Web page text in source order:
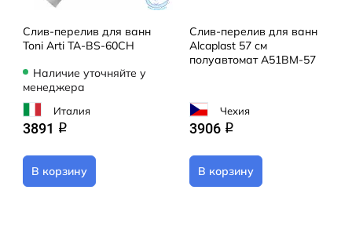
Слив-перелив для ванн
Toni Arti TA-BS-60CH
Наличие уточняйте у
менеджера
Италия
3891 q
В корзину
Слив-перелив для ванн
Alcaplast 57 см
полуавтомат A51BM-57
Чехия
3906 q
В корзину